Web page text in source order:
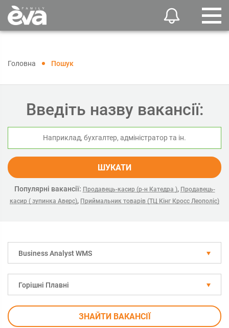
Головна Пошук
Введіть назву вакансії:
ШУКАТИ
Популярні вакансії: Продавець-касир (р-н Катедра ), Продавець-
касир ( зупинка Аверс), Приймальник товарів (ТЦ Кінг Кросс Леополіс)
Business Analyst WMS
Горішні Плавні
ЗНАЙТИ ВАКАНСІЇ